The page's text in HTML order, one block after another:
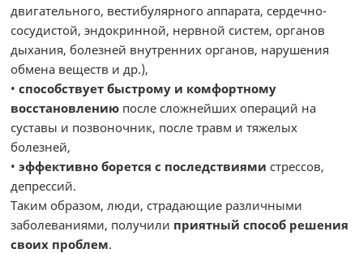
двигательного, вестибулярного аппарата, сердечно-
сосудистой, эндокринной, нервной систем, органов
дыхания, болезней внутренних органов, нарушения
обмена веществ и др.),
•способствует быстрому и комфортному
восстановлению после сложнейших операций на
суставы и позвоночник, после травм и тяжелых
болезней,
•эффективно борется с последствиями стрессов,
депрессий.
Таким образом, люди, страдающие различными
заболеваниями, получили приятный способ решения
своих проблем.